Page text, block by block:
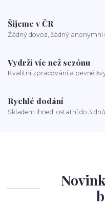
Šijeme v ČR
Žádný dovoz, žádný anonymní
Vydrží víc než sezónu
Kvalitní zpracování a pevné
Rychlé dodání
Skladem ihned, ostatní do 3 dnů